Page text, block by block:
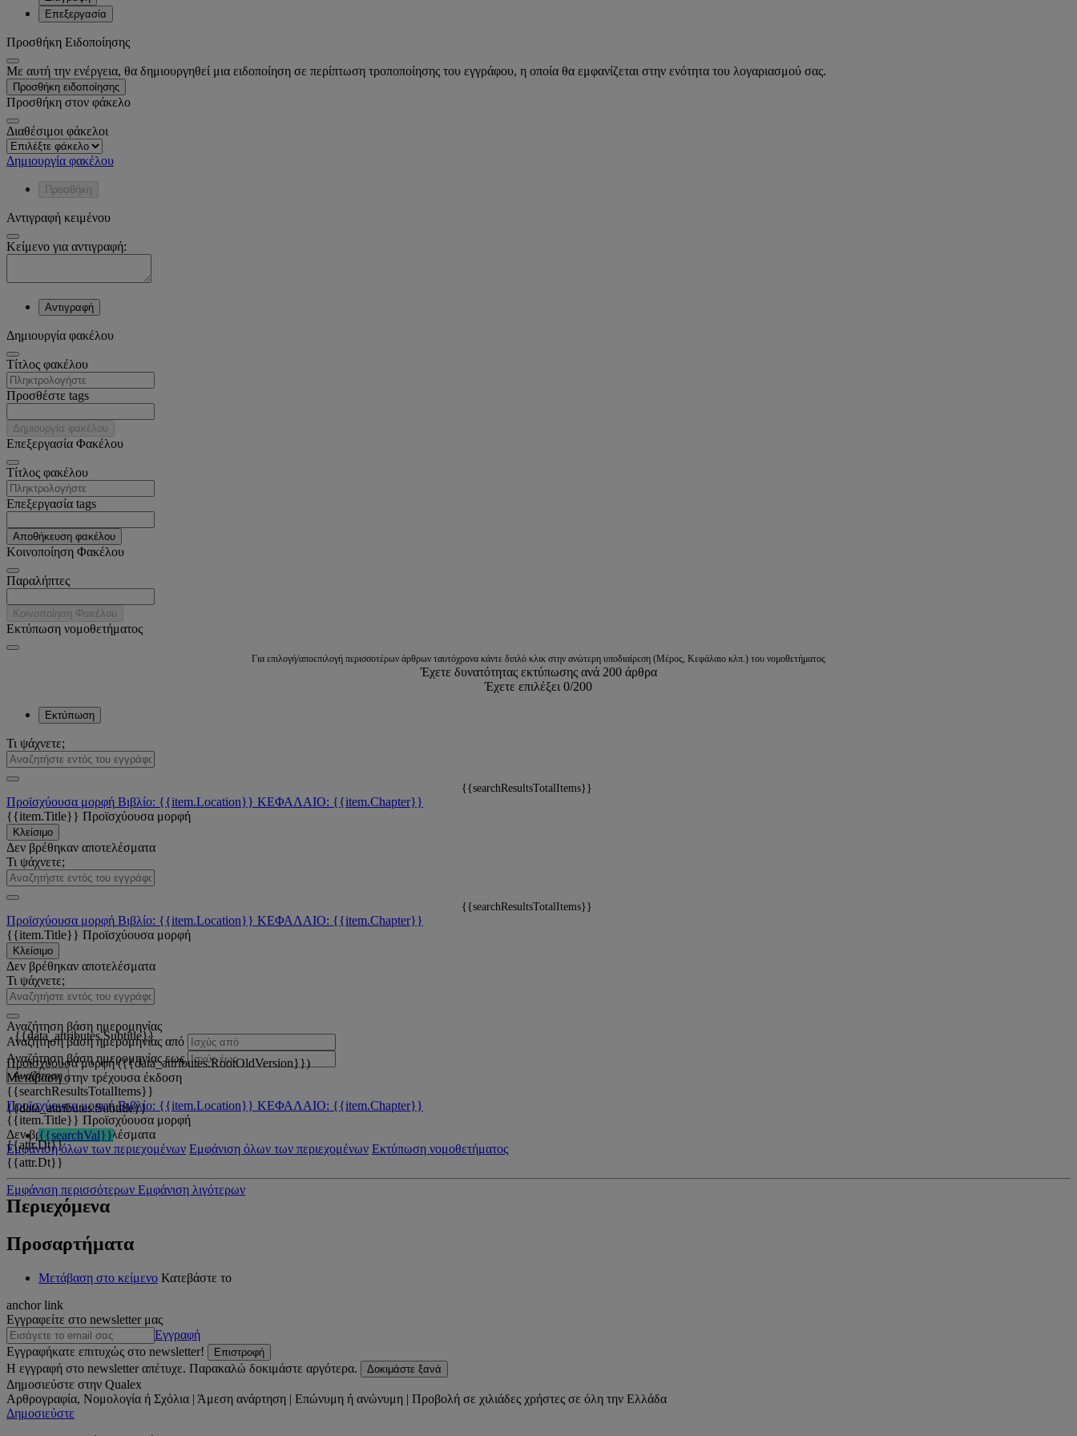
Επεξεργασία
Προσθήκη Ειδοποίησης
Με αυτή την ενέργεια, θα δημιουργηθεί μια ειδοποίηση σε περίπτωση τροποποίησης του εγγράφου, η οποία θα εμφανίζεται στην ενότητα του λογαριασμού σας.
Προσθήκη ειδοποίησης
Προσθήκη στον φάκελο
Διαθέσιμοι φάκελοι
Δημιουργία φακέλου
Προσθήκη
Αντιγραφή κειμένου
Κείμενο για αντιγραφή:
Αντιγραφή
Δημιουργία φακέλου
Tίτλος φακέλου
Προσθέστε tags
Δημιουργία φακέλου
Επεξεργασία Φακέλου
Tίτλος φακέλου
Επεξεργασία tags
Αποθήκευση φακέλου
Κοινοποίηση Φακέλου
Παραλήπτες
Κοινοποίηση Φακέλου
Εκτύπωση νομοθετήματος
Για επιλογή/αποεπιλογή περισσοτέρων άρθρων ταυτόχρονα κάντε διπλό κλικ στην ανώτερη υποδιαίρεση (Μέρος, Κεφάλαιο κλπ.) του νομοθετήματος
Έχετε δυνατότητας εκτύπωσης ανά 200 άρθρα
Έχετε επιλέξει 0/200
Εκτύπωση
Τι ψάχνετε;
{{searchResultsTotalItems}}
Προϊσχύουσα μορφή Βιβλίο: {{item.Location}} ΚΕΦΑΛΑΙΟ: {{item.Chapter}}
{{item.Title}} Προϊσχύουσα μορφή
Κλείσιμο
Δεν βρέθηκαν αποτελέσματα
Τι ψάχνετε;
{{searchResultsTotalItems}}
Προϊσχύουσα μορφή Βιβλίο: {{item.Location}} ΚΕΦΑΛΑΙΟ: {{item.Chapter}}
{{item.Title}} Προϊσχύουσα μορφή
Κλείσιμο
Δεν βρέθηκαν αποτελέσματα
Τι ψάχνετε;
Αναζήτηση βάση ημερομηνίας
Αναζήτηση βάση ημερομηνίας από
Αναζήτηση βάση ημερομηνίας εως
Αναζήτηση
{{searchResultsTotalItems}}
Προϊσχύουσα μορφή Βιβλίο: {{item.Location}} ΚΕΦΑΛΑΙΟ: {{item.Chapter}}
{{item.Title}} Προϊσχύουσα μορφή
Δεν βρέθηκαν αποτελέσματα
Εμφάνιση όλων των περιεχομένων Εμφάνιση όλων των περιεχομένων Εκτύπωση νομοθετήματος
{{data_attributes.Subtitle}}
Προϊσχύουσα μορφή ({{data_attributes.RootOldVersion}})
Μετάβαση στην τρέχουσα έκδοση
{{data_attributes.Subtitle}}
{{searchVal}}
{{attr.Dt}}
Εμφάνιση περισσότερων Εμφάνιση λιγότερων
{{attr.Dt}}
Περιεχόμενα
Προσαρτήματα
Μετάβαση στο κείμενο Κατεβάστε το
anchor link
Εγγραφείτε στο newsletter μας
Εγγραφή
Εγγραφήκατε επιτυχώς στο newsletter!
Επιστροφή
Η εγγραφή στο newsletter απέτυχε. Παρακαλώ δοκιμάστε αργότερα. Δοκιμάστε ξανά
Δημοσιεύστε στην Qualex
Αρθρογραφία, Νομολογία ή Σχόλια | Άμεση ανάρτηση | Επώνυμη ή ανώνυμη | Προβολή σε χιλιάδες χρήστες σε όλη την Ελλάδα
Δημοσιεύστε